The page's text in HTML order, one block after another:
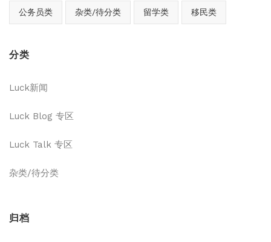
公务员类 杂类/待分类 留学类 移民类
分类
Luck新闻
Luck Blog 专区
Luck Talk 专区
杂类/待分类
归档